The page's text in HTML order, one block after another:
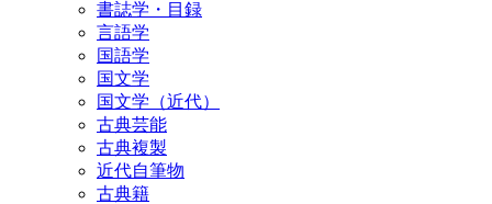
書誌学・目録
言語学
国語学
国文学
国文学（近代）
古典芸能
古典複製
近代自筆物
古典籍